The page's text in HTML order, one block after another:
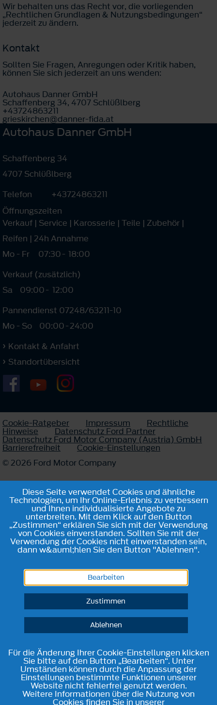
Wir behalten uns das Recht vor, die vorliegenden
„Rechtlichen Grundlagen & Nutzungsbedingungen“
jederzeit zu ändern.
Kontakt
Sollten Sie Fragen, Anregungen oder Kritik haben,
können Sie sich jederzeit an uns wenden:
Autohaus Danner GmbH
Schaffenberg 34, 4707 Schlüßlberg
+43724863211
grieskirchen@danner-fida.at
Autohaus Danner GmbH
Schaffenberg 34
4707 Schlüßlberg
Telefon
+43724863211
Öffnungszeiten
Verkauf | Service | Karosserie | Teile | Zubehör |
Reifen | 24h Annahme
Mo - Fr
07:30- 18:00
Verkauf (zusätzlich)
Sa
09:00- 12:00
Pannendienst 07248/63211-10
Mo - So
00:00-24:00
Kontakt & Anfahrt
Standortübersicht
Cookie-Ratgeber Impressum Rechtliche
Hinweise Datenschutz Ford Partner
Datenschutz Ford Motor Company (Austria) GmbH
Barrierefreiheit
Cookie-Einstellungen
© 2026 Ford Motor Company
Diese Seite verwendet Cookies und ähnliche
Technologien, um Ihr Online-Erlebnis zu verbessern
und Ihnen individualisierte Angebote zu
unterbreiten. Mit dem Klick auf den Button
„Zustimmen“ erklären Sie sich mit der Verwendung
von Cookies einverstanden. Sollten Sie mit der
Verwendung der Cookies nicht einverstanden sein,
dann w&auml;hlen Sie den Button "Ablehnen".
Bearbeiten
Zustimmen
Ablehnen
Für die Änderung Ihrer Cookie-Einstellungen klicken
Sie bitte auf den Button „Bearbeiten“. Unter
Umständen können durch die Anpassung der
Einstellungen bestimmte Funktionen unserer
Website nicht fehlerfrei genutzt werden.
Weitere Informationen über die Nutzung von
Cookies finden Sie in unserer